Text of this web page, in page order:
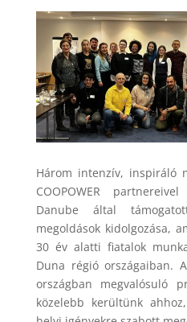
Három intenzív, inspiráló
COOPOWER
Danube által
megoldások kidolgozása,
30 év alatti fiatalok
Duna régió országaiban.
országban megvalósuló
közelebb kerültünk